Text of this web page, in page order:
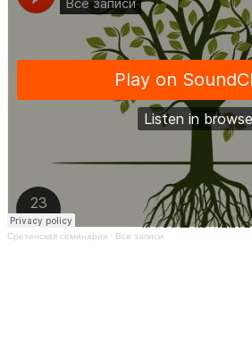
Сретенская семинария · Все записи